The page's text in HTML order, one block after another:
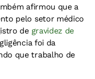
afirmou que a
pelo setor médico
de gravidez de
foi da
que trabalho de